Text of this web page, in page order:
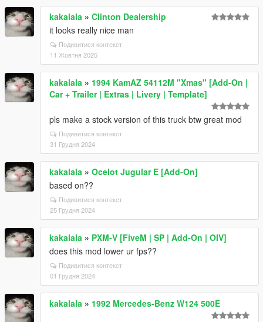
kakalala » Clinton Dealership
it looks really nice man
Подивитися контекст
11 Жовтня 2025
kakalala » 1994 KamAZ 54112M "Xmas" [Add-On |
Car + Trailer | Extras | Livery | Template]
pls make a stock version of this truck btw great mod
Подивитися контекст
31 Грудня 2024
kakalala » Ocelot Jugular E [Add-On]
based on??
Подивитися контекст
25 Грудня 2024
kakalala » PXM-V [FiveM | SP | Add-On | OIV]
does this mod lower ur fps??
Подивитися контекст
01 Грудня 2024
kakalala » 1992 Mercedes-Benz W124 500E